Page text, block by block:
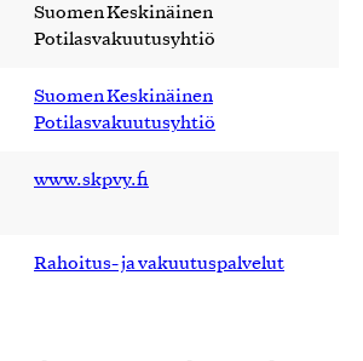
Suomen Keskinäinen
Potilasvakuutusyhtiö
Suomen Keskinäinen
Potilasvakuutusyhtiö
www.skpvy.fi
Rahoitus- ja vakuutuspalvelut